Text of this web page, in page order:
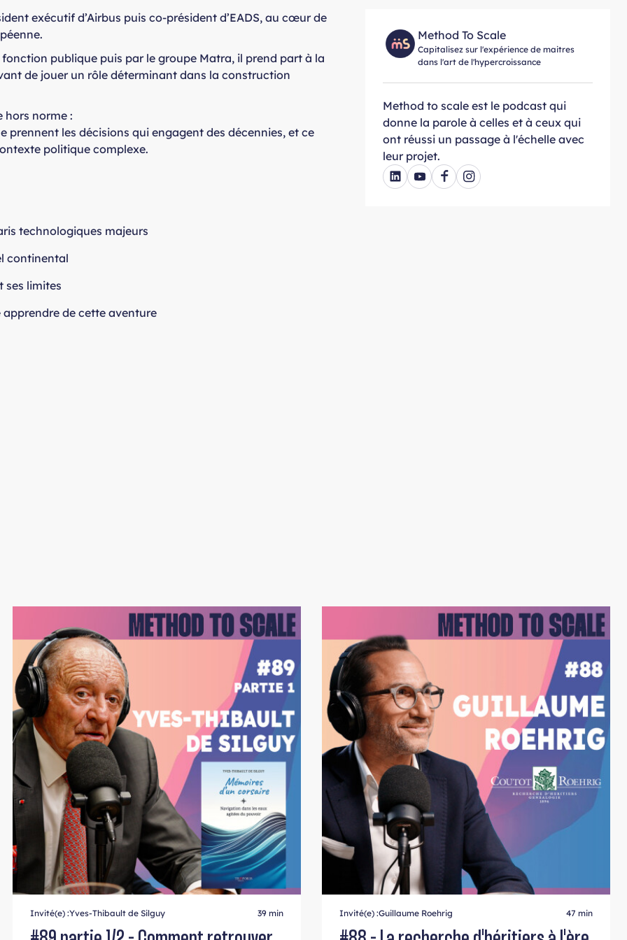
exécutif d’Airbus puis co-président d’EADS, au cœur de
publique puis par le groupe Matra, il prend part à la
de jouer un rôle déterminant dans la construction
hors norme :
prennent les décisions qui engagent des décennies, et ce
politique complexe.
technologiques majeurs
continental
ses limites
apprendre de cette aventure
Method To Scale
Capitalisez sur l'expérience de maitres
dans l'art de l'hypercroissance
Method to scale est le podcast qui
donne la parole à celles et à ceux qui
ont réussi un passage à l'échelle avec
leur projet.
Invité(e) :Yves-Thibault de Silguy 39 min Invité(e) :Guillaume Roehrig 47 min